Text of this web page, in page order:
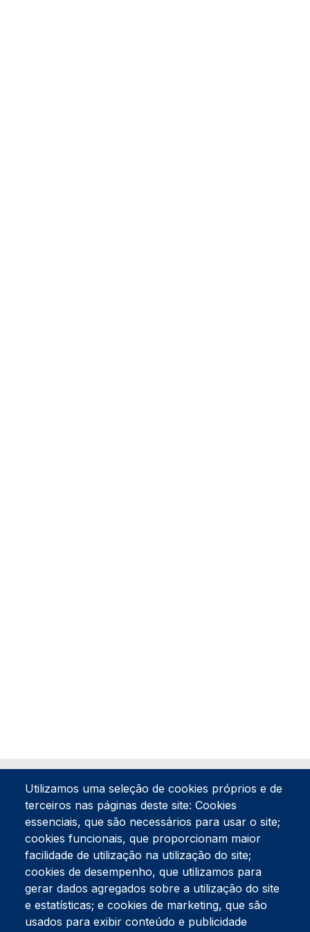
Tel:234 390 100Fax:234 390 100
Endereço Postal
Apartado 42
Rua Gil Eanes 31
Utilizamos uma seleção de cookies próprios e de
terceiros nas páginas deste site: Cookies
essenciais, que são necessários para usar o site;
cookies funcionais, que proporcionam maior
facilidade de utilização na utilização do site;
cookies de desempenho, que utilizamos para
gerar dados agregados sobre a utilização do site
e estatísticas; e cookies de marketing, que são
usados para exibir conteúdo e publicidade